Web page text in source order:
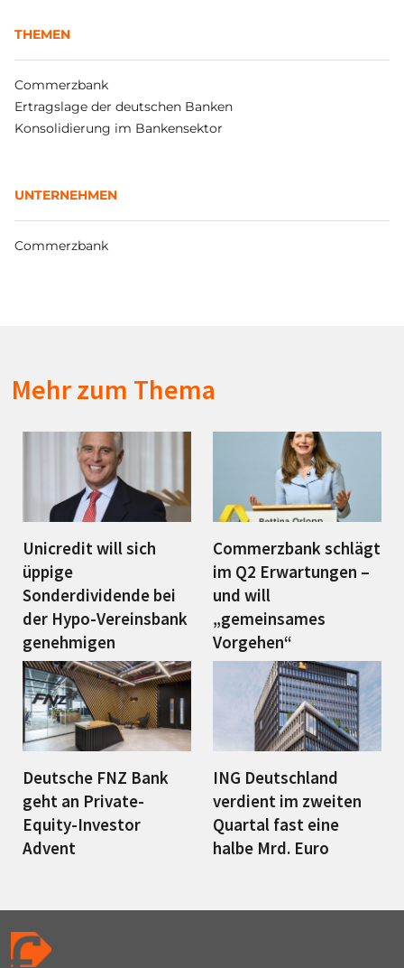
THEMEN
Commerzbank
Ertragslage der deutschen Banken
Konsolidierung im Bankensektor
UNTERNEHMEN
Commerzbank
Mehr zum Thema
Unicredit will sich
üppige
Sonderdividende bei
der Hypo-Vereinsbank
genehmigen
Commerzbank schlägt
im Q2 Erwartungen –
und will
„gemeinsames
Vorgehen“
Deutsche FNZ Bank
geht an Private-
Equity-Investor
Advent
ING Deutschland
verdient im zweiten
Quartal fast eine
halbe Mrd. Euro